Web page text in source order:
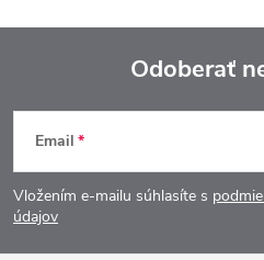
Z
á
p
Odoberať
Email
Vložením e-mailu súhlasíte s
údajov